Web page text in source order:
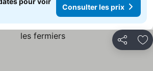
Consulter les prix
Partager